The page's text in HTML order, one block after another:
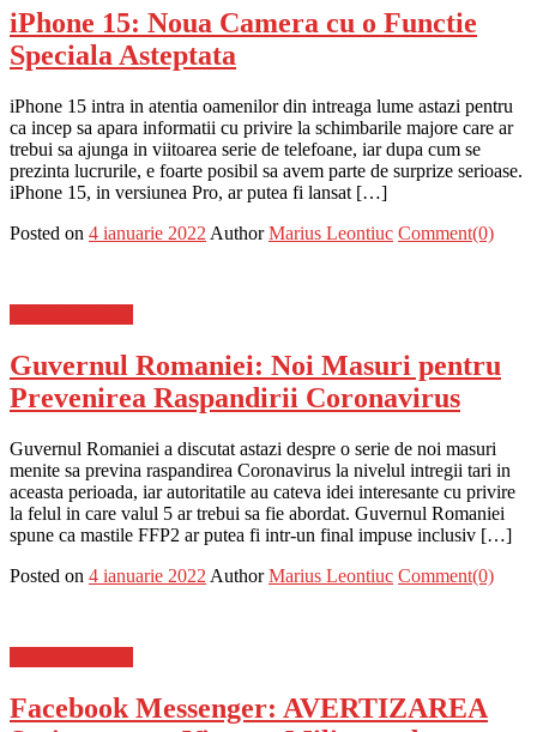
iPhone 15: Noua Camera cu o Functie
Speciala Asteptata
iPhone 15 intra in atentia oamenilor din intreaga lume astazi pentru
ca incep sa apara informatii cu privire la schimbarile majore care ar
trebui sa ajunga in viitoarea serie de telefoane, iar dupa cum se
prezinta lucrurile, e foarte posibil sa avem parte de surprize serioase.
iPhone 15, in versiunea Pro, ar putea fi lansat […]
Posted on 4 ianuarie 2022 Author Marius Leontiuc Comment(0)
Guvernul Romaniei: Noi Masuri pentru
Prevenirea Raspandirii Coronavirus
Guvernul Romaniei a discutat astazi despre o serie de noi masuri
menite sa previna raspandirea Coronavirus la nivelul intregii tari in
aceasta perioada, iar autoritatile au cateva idei interesante cu privire
la felul in care valul 5 ar trebui sa fie abordat. Guvernul Romaniei
spune ca mastile FFP2 ar putea fi intr-un final impuse inclusiv […]
Posted on 4 ianuarie 2022 Author Marius Leontiuc Comment(0)
Facebook Messenger: AVERTIZAREA